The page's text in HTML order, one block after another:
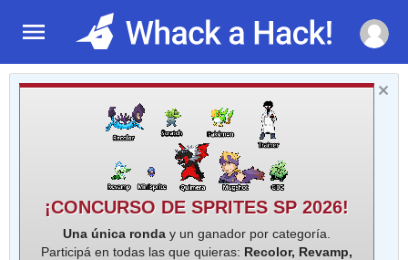
¡CONCURSO DE SPRITES SP 2026!
Una única ronday un ganador por categoría.
Participá en todas las que quieras: Recolor, Revamp,